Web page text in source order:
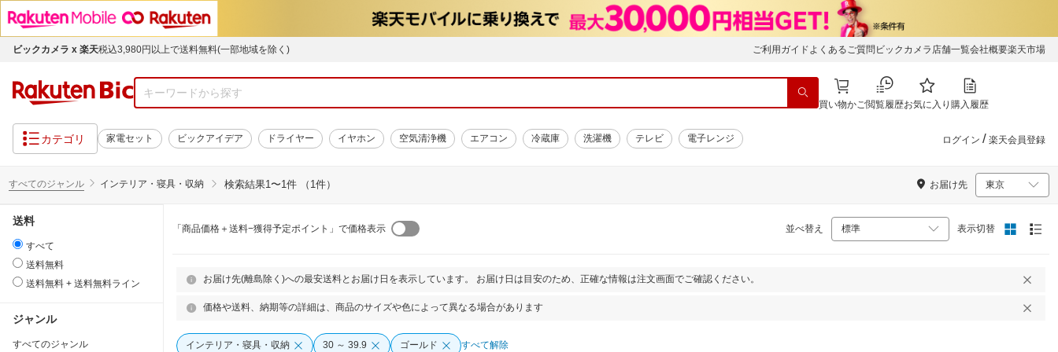
ビックカメラ x 楽天税込3,980円以上で送料無料(一部地域を除く) ご利用ガイド よくあるご質問 ビックカメラ店舗一覧会社概要楽天市場
買い物かご閲覧履歴お気に入り 購入履歴
カテゴリ 家電セット ビックアイデア ドライヤー イヤホン 空気清浄機 エアコン 冷蔵庫 洗濯機 テレビ 電子レンジ ログイン / 楽天会員登録
すべてのジャンル インテリア・寝具・収納 検索結果1〜1件 （1件） お届け先
送料
すべて
送料無料
送料無料 + 送料無料ライン
ジャンル
すべてのジャンル
「商品価格＋送料−獲得予定ポイント」で価格表示 並べ替え 表示切替
お届け先(離島除く)への最安送料とお届け日を表示しています。 お届け日は目安のため、正確な情報は注文画面でご確認ください。
価格や送料、納期等の詳細は、商品のサイズや色によって異なる場合があります
インテリア・寝具・収納 30 ～ 39.9 ゴールド すべて解除